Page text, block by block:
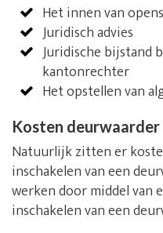
Het innen van
Juridisch advies
Juridische bijstand
kantonrechter
Het opstellen van
Kosten deurwaarder
Natuurlijk zitten er
inschakelen van een
werken door middel van
inschakelen van een